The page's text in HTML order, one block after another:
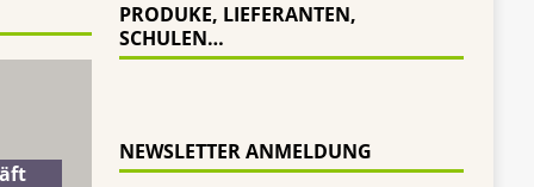
PRODUKE, LIEFERANTEN,
SCHULEN…
NEWSLETTER ANMELDUNG